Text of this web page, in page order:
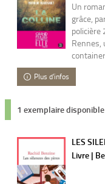
Un
grâce,
policière
Rennes,
Plus d'infos
1 exemplaire disponible
LES
Livre |